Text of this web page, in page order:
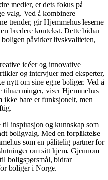
medier, er dets fokus på
valg. Ved å kombinere
trender, gir Hjemmehus leserne
bredere kontekst. Dette bidrar
påvirker livskvaliteten,
idéer og innovative
og intervjuer med eksperter,
nytt om sine egne boliger. Ved å
tilnærminger, viser Hjemmehus
ikke bare er funksjonelt, men
til inspirasjon og kunnskap som
boligvalg. Med en forpliktelse
som en pålitelig partner for
om sitt hjem. Gjennom
boligspørsmål, bidrar
boliger i Norge.